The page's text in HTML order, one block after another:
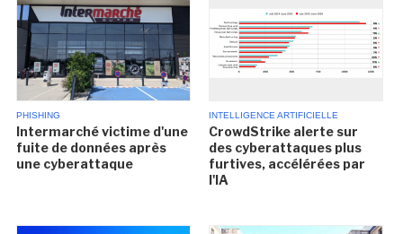
PHISHING
Intermarché victime d'une
fuite de données après
une cyberattaque
INTELLIGENCE ARTIFICIELLE
CrowdStrike alerte sur
des cyberattaques plus
furtives, accélérées par
l'IA